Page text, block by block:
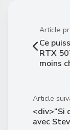
Article
Ce
RTX
moins
Article
<div>“Si
avec